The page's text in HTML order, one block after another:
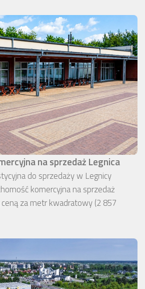
na sprzedaż Legnica
do sprzedaży w Legnicy
komercyjna na sprzedaż
za metr kwadratowy (2 857